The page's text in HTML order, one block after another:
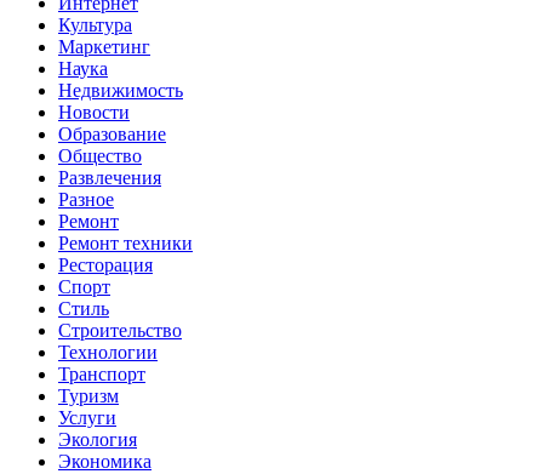
Культура
Маркетинг
Наука
Недвижимость
Новости
Образование
Общество
Развлечения
Разное
Ремонт
Ремонт техники
Ресторация
Спорт
Стиль
Строительство
Технологии
Транспорт
Туризм
Услуги
Экология
Экономика